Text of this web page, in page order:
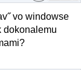
vo windowse
dokonalemu